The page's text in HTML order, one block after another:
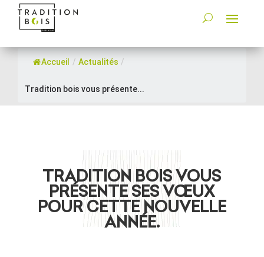
Accueil / Actualités /
Tradition bois vous présente...
TRADITION BOIS VOUS
PRÉSENTE SES VŒUX
POUR CETTE NOUVELLE
ANNÉE.